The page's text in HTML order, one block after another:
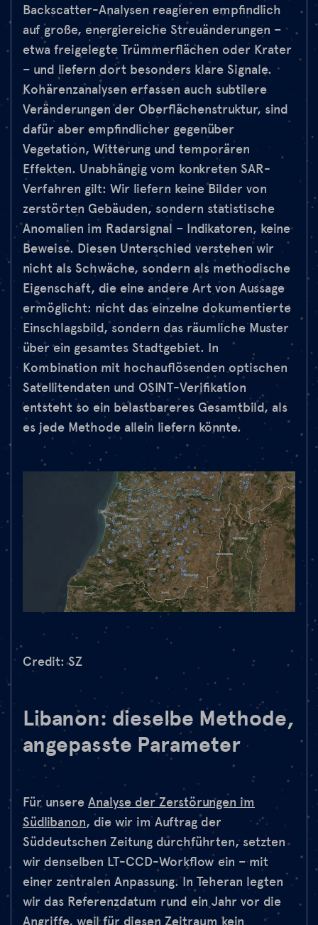
Backscatter-Analysen reagieren empfindlich
auf große, energiereiche Streuänderungen –
etwa freigelegte Trümmerflächen oder Krater
– und liefern dort besonders klare Signale.
Kohärenzanalysen erfassen auch subtilere
Veränderungen der Oberflächenstruktur, sind
dafür aber empfindlicher gegenüber
Vegetation, Witterung und temporären
Effekten. Unabhängig vom konkreten SAR-
Verfahren gilt: Wir liefern keine Bilder von
zerstörten Gebäuden, sondern statistische
Anomalien im Radarsignal – Indikatoren, keine
Beweise. Diesen Unterschied verstehen wir
nicht als Schwäche, sondern als methodische
Eigenschaft, die eine andere Art von Aussage
ermöglicht: nicht das einzelne dokumentierte
Einschlagsbild, sondern das räumliche Muster
über ein gesamtes Stadtgebiet. In
Kombination mit hochauflösenden optischen
Satellitendaten und OSINT-Verifikation
entsteht so ein belastbareres Gesamtbild, als
es jede Methode allein liefern könnte.
Credit: SZ
Libanon: dieselbe Methode,
angepasste Parameter
Für unsere Analyse der Zerstörungen im
Südlibanon, die wir im Auftrag der
Süddeutschen Zeitung durchführten, setzten
wir denselben LT-CCD-Workflow ein – mit
einer zentralen Anpassung. In Teheran legten
wir das Referenzdatum rund ein Jahr vor die
Angriffe, weil für diesen Zeitraum kein